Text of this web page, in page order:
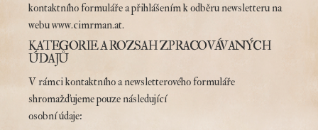
kontaktního formuláře a přihlášením k odběru newsletteru na
webu www.cimrman.at.
KATEGORIE A ROZSAH ZPRACOVÁVANÝCH
ÚDAJŮ
V rámci kontaktního a newsletterového formuláře
shromažďujeme pouze následující
osobní údaje: